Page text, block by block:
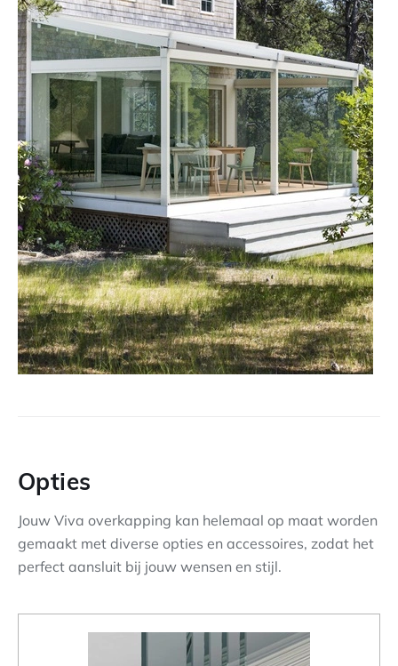
Opties
Jouw Viva overkapping kan helemaal op maat worden
gemaakt met diverse opties en accessoires, zodat het
perfect aansluit bij jouw wensen en stijl.